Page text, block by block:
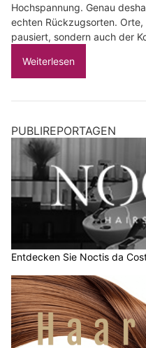
Hochspannung. Genau
echten Rückzugsorten.
pausiert, sondern auch der
Weiterlesen
PUBLIREPORTAGEN
Entdecken Sie Noctis da